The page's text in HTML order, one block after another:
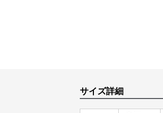
サイズ詳細